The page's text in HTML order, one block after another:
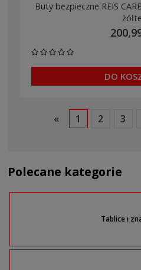
Buty bezpieczne REIS
żółte
DO
« 1 2 3
Polecane kategorie
Tablice i